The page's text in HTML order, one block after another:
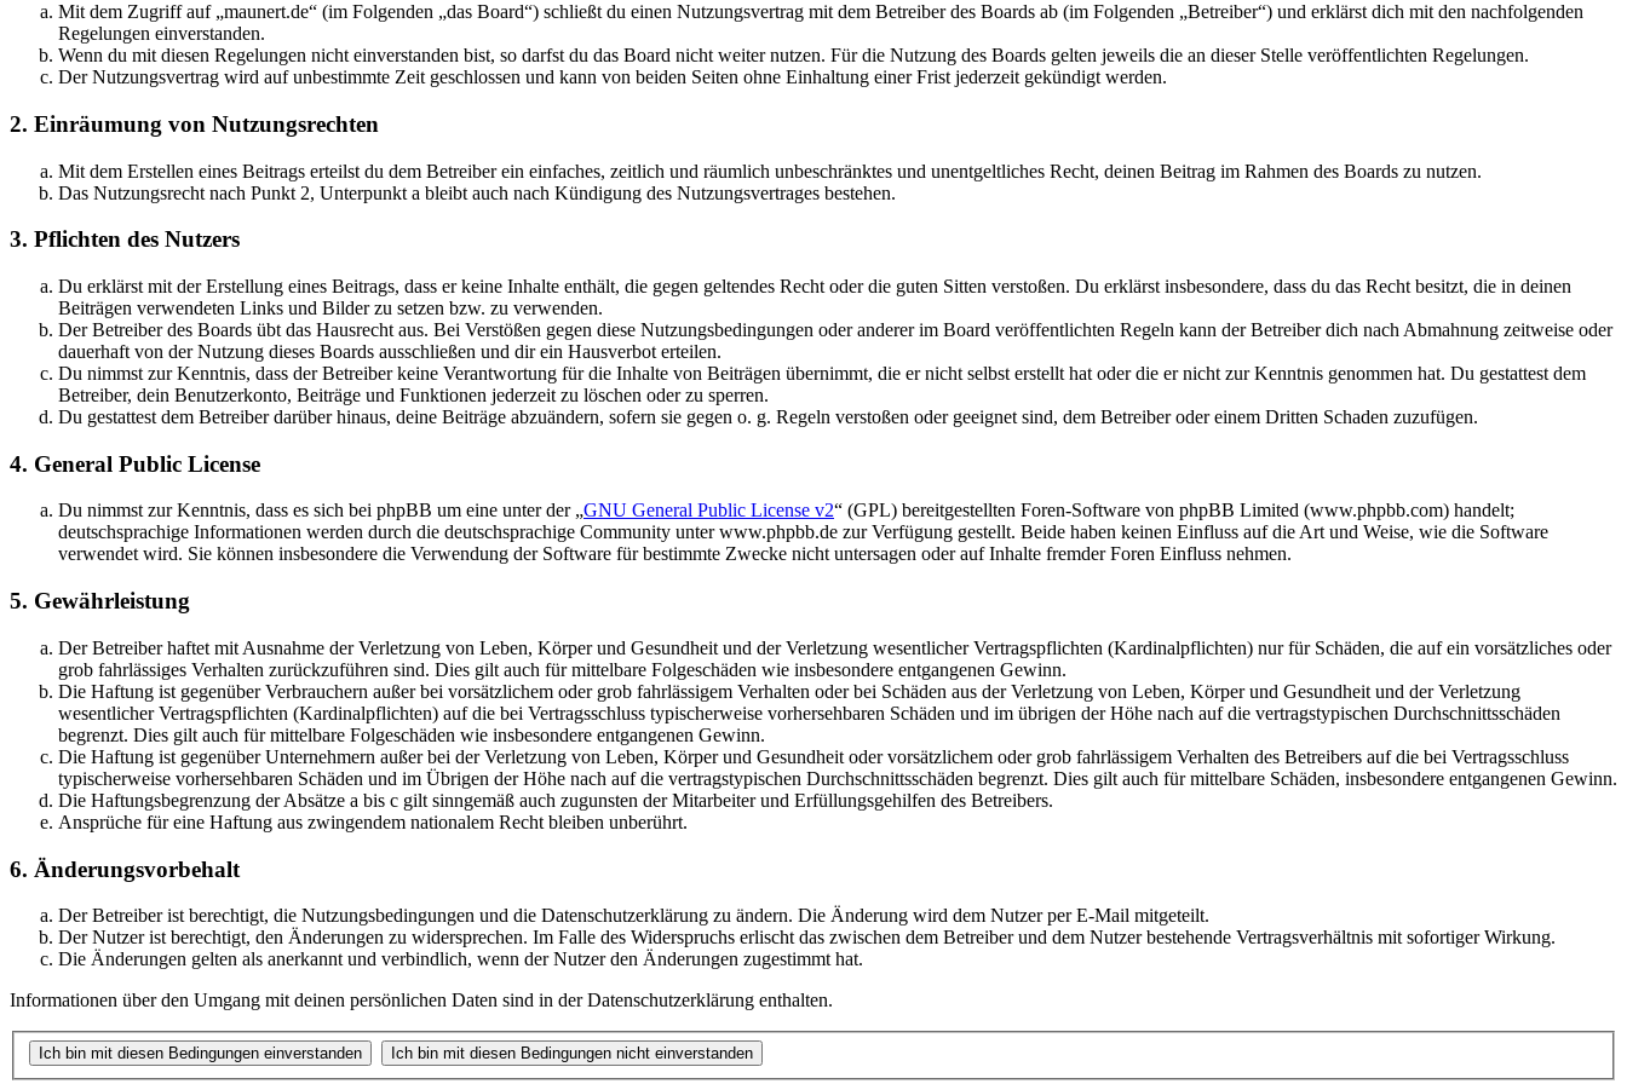
Mit dem Zugriff auf „maunert.de“ (im Folgenden „das Board“) schließt du einen Nutzungsvertrag mit dem Betreiber des Boards ab (im Folgenden „Betreiber“) und erklärst dich mit den nachfolgenden
Regelungen einverstanden.
Wenn du mit diesen Regelungen nicht einverstanden bist, so darfst du das Board nicht weiter nutzen. Für die Nutzung des Boards gelten jeweils die an dieser Stelle veröffentlichten Regelungen.
Der Nutzungsvertrag wird auf unbestimmte Zeit geschlossen und kann von beiden Seiten ohne Einhaltung einer Frist jederzeit gekündigt werden.
2. Einräumung von Nutzungsrechten
Mit dem Erstellen eines Beitrags erteilst du dem Betreiber ein einfaches, zeitlich und räumlich unbeschränktes und unentgeltliches Recht, deinen Beitrag im Rahmen des Boards zu nutzen.
Das Nutzungsrecht nach Punkt 2, Unterpunkt a bleibt auch nach Kündigung des Nutzungsvertrages bestehen.
3. Pflichten des Nutzers
Du erklärst mit der Erstellung eines Beitrags, dass er keine Inhalte enthält, die gegen geltendes Recht oder die guten Sitten verstoßen. Du erklärst insbesondere, dass du das Recht besitzt, die in deinen
Beiträgen verwendeten Links und Bilder zu setzen bzw. zu verwenden.
Der Betreiber des Boards übt das Hausrecht aus. Bei Verstößen gegen diese Nutzungsbedingungen oder anderer im Board veröffentlichten Regeln kann der Betreiber dich nach Abmahnung zeitweise oder
dauerhaft von der Nutzung dieses Boards ausschließen und dir ein Hausverbot erteilen.
Du nimmst zur Kenntnis, dass der Betreiber keine Verantwortung für die Inhalte von Beiträgen übernimmt, die er nicht selbst erstellt hat oder die er nicht zur Kenntnis genommen hat. Du gestattest dem
Betreiber, dein Benutzerkonto, Beiträge und Funktionen jederzeit zu löschen oder zu sperren.
Du gestattest dem Betreiber darüber hinaus, deine Beiträge abzuändern, sofern sie gegen o. g. Regeln verstoßen oder geeignet sind, dem Betreiber oder einem Dritten Schaden zuzufügen.
4. General Public License
Du nimmst zur Kenntnis, dass es sich bei phpBB um eine unter der „GNU General Public License v2“ (GPL) bereitgestellten Foren-Software von phpBB Limited (www.phpbb.com) handelt;
deutschsprachige Informationen werden durch die deutschsprachige Community unter www.phpbb.de zur Verfügung gestellt. Beide haben keinen Einfluss auf die Art und Weise, wie die Software
verwendet wird. Sie können insbesondere die Verwendung der Software für bestimmte Zwecke nicht untersagen oder auf Inhalte fremder Foren Einfluss nehmen.
5. Gewährleistung
Der Betreiber haftet mit Ausnahme der Verletzung von Leben, Körper und Gesundheit und der Verletzung wesentlicher Vertragspflichten (Kardinalpflichten) nur für Schäden, die auf ein vorsätzliches oder
grob fahrlässiges Verhalten zurückzuführen sind. Dies gilt auch für mittelbare Folgeschäden wie insbesondere entgangenen Gewinn.
Die Haftung ist gegenüber Verbrauchern außer bei vorsätzlichem oder grob fahrlässigem Verhalten oder bei Schäden aus der Verletzung von Leben, Körper und Gesundheit und der Verletzung
wesentlicher Vertragspflichten (Kardinalpflichten) auf die bei Vertragsschluss typischerweise vorhersehbaren Schäden und im übrigen der Höhe nach auf die vertragstypischen Durchschnittsschäden
begrenzt. Dies gilt auch für mittelbare Folgeschäden wie insbesondere entgangenen Gewinn.
Die Haftung ist gegenüber Unternehmern außer bei der Verletzung von Leben, Körper und Gesundheit oder vorsätzlichem oder grob fahrlässigem Verhalten des Betreibers auf die bei Vertragsschluss
typischerweise vorhersehbaren Schäden und im Übrigen der Höhe nach auf die vertragstypischen Durchschnittsschäden begrenzt. Dies gilt auch für mittelbare Schäden, insbesondere entgangenen Gewinn.
Die Haftungsbegrenzung der Absätze a bis c gilt sinngemäß auch zugunsten der Mitarbeiter und Erfüllungsgehilfen des Betreibers.
Ansprüche für eine Haftung aus zwingendem nationalem Recht bleiben unberührt.
6. Änderungsvorbehalt
Der Betreiber ist berechtigt, die Nutzungsbedingungen und die Datenschutzerklärung zu ändern. Die Änderung wird dem Nutzer per E-Mail mitgeteilt.
Der Nutzer ist berechtigt, den Änderungen zu widersprechen. Im Falle des Widerspruchs erlischt das zwischen dem Betreiber und dem Nutzer bestehende Vertragsverhältnis mit sofortiger Wirkung.
Die Änderungen gelten als anerkannt und verbindlich, wenn der Nutzer den Änderungen zugestimmt hat.
Informationen über den Umgang mit deinen persönlichen Daten sind in der Datenschutzerklärung enthalten.